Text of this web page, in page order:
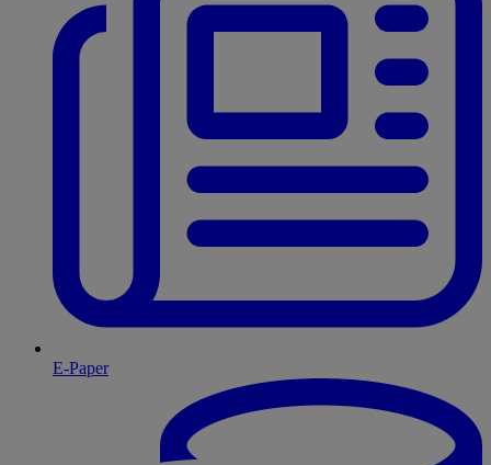
E-Paper